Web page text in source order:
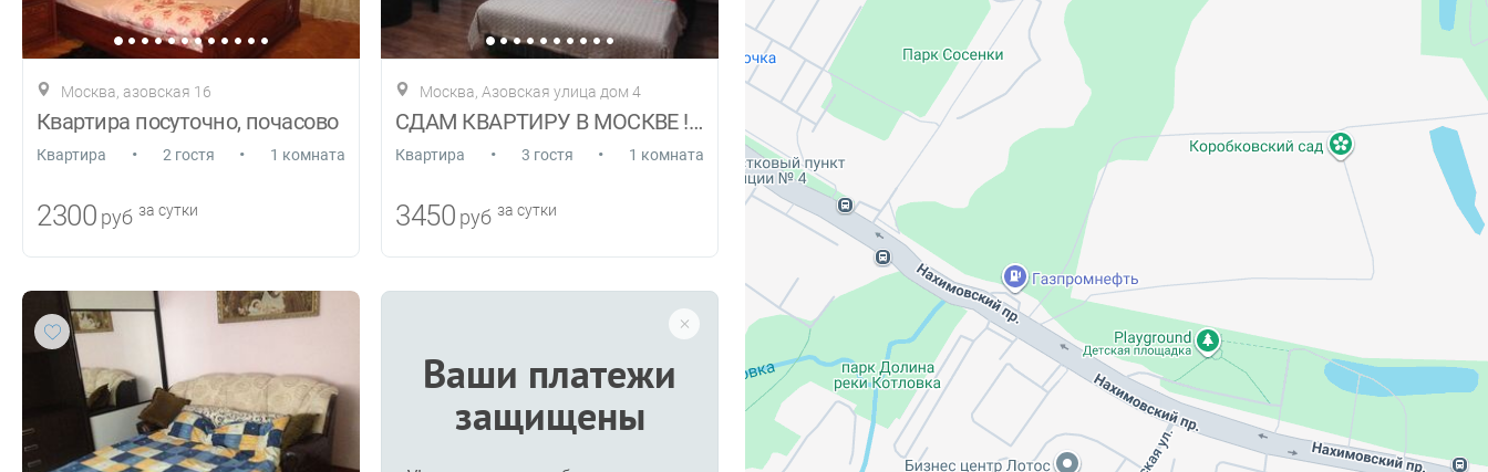
Москва, азовская 16
Квартира посуточно, почасово
Квартира • 2 гостя • 1 комната
2300 руб за сутки
Москва, Азовская улица дом 4
СДАМ КВАРТИРУ В МОСКВЕ !ПОСУТОЧНО!
Квартира • 3 гостя • 1 комната
3450 руб за сутки
Ваши платежи
защищены